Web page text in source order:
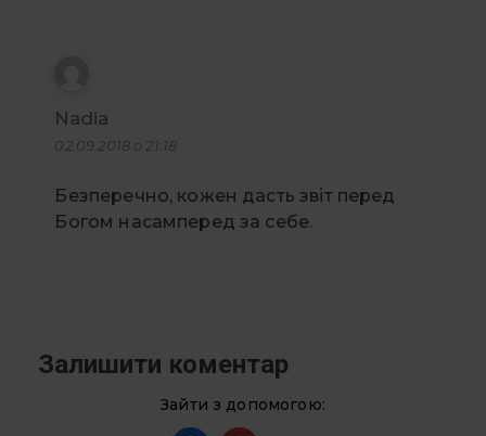
Nadia
02.09.2018 о 21:18
Безперечно, кожен дасть звіт перед
Богом насамперед за себе.
Залишити коментар
Зайти з допомогою: